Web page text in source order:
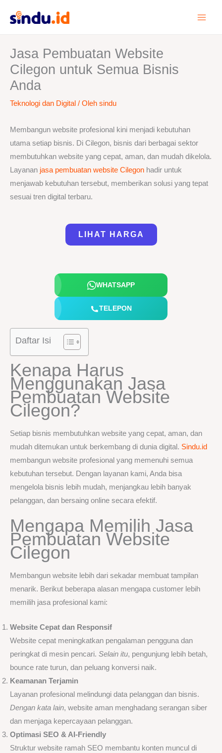
Jasa Pembuatan Website
Cilegon untuk Semua Bisnis
Anda
Teknologi dan Digital / Oleh sindu
Membangun website profesional kini menjadi kebutuhan
utama setiap bisnis. Di Cilegon, bisnis dari berbagai sektor
membutuhkan website yang cepat, aman, dan mudah dikelola.
Layanan jasa pembuatan website Cilegon hadir untuk
menjawab kebutuhan tersebut, memberikan solusi yang tepat
sesuai tren digital terbaru.
LIHAT HARGA
WHATSAPP
TELEPON
Daftar Isi
Kenapa Harus
Menggunakan Jasa
Pembuatan Website
Cilegon?
Setiap bisnis membutuhkan website yang cepat, aman, dan
mudah ditemukan untuk berkembang di dunia digital. Sindu.id
membangun website profesional yang memenuhi semua
kebutuhan tersebut. Dengan layanan kami, Anda bisa
mengelola bisnis lebih mudah, menjangkau lebih banyak
pelanggan, dan bersaing online secara efektif.
Mengapa Memilih Jasa
Pembuatan Website
Cilegon
Membangun website lebih dari sekadar membuat tampilan
menarik. Berikut beberapa alasan mengapa customer lebih
memilih jasa profesional kami:
Website Cepat dan Responsif
Website cepat meningkatkan pengalaman pengguna dan
peringkat di mesin pencari. Selain itu, pengunjung lebih betah,
bounce rate turun, dan peluang konversi naik.
Keamanan Terjamin
Layanan profesional melindungi data pelanggan dan bisnis.
Dengan kata lain, website aman menghadang serangan siber
dan menjaga kepercayaan pelanggan.
Optimasi SEO & AI-Friendly
Struktur website ramah SEO membantu konten muncul di